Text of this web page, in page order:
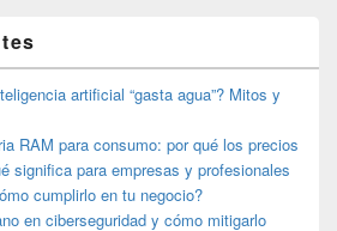
artificial “gasta agua”? Mitos y
RAM para consumo: por qué los precios
significa para empresas y profesionales
cumplirlo en tu negocio?
en ciberseguridad y cómo mitigarlo